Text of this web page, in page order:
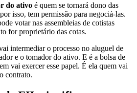
do ativo é quem se tornará dono das
isso, tem permissão para negociá-las.
votar nas assembleias de cotistas
for proprietário das cotas.
intermediar o processo no aluguel de
e o tomador do ativo. E é a bolsa de
vai exercer esse papel. É ela quem vai
contrato.